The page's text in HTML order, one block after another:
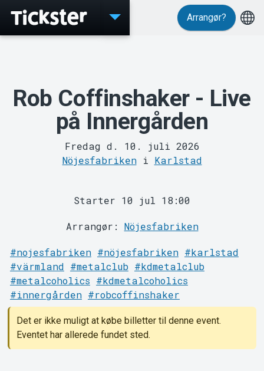
MyTickster
Arrangør?
Rob Coffinshaker - Live
på Innergården
Fredag d. 10. juli 2026
Nöjesfabrikeni Karlstad
Starter 10 jul 18:00
Arrangør: Nöjesfabriken
#nojesfabriken #nöjesfabriken #karlstad
#värmland #metalclub #kdmetalclub
#metalcoholics #kdmetalcoholics
#innergården #robcoffinshaker
Det er ikke muligt at købe billetter til denne event.
Eventet har allerede fundet sted.